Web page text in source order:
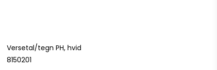
Versetal/tegn PH, hvid
8150201